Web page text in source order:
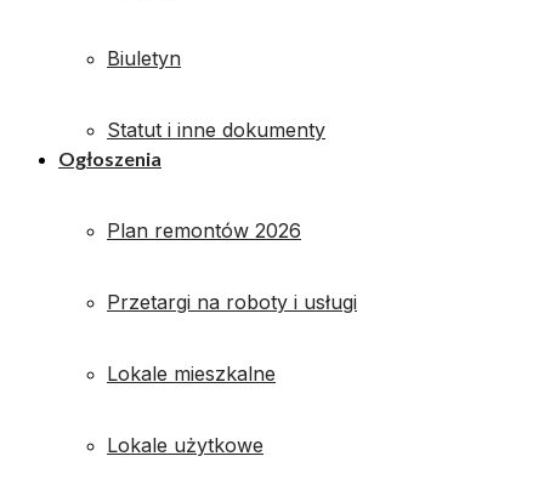
Biuletyn
Statut i inne dokumenty
Ogłoszenia
Plan remontów 2026
Przetargi na roboty i usługi
Lokale mieszkalne
Lokale użytkowe